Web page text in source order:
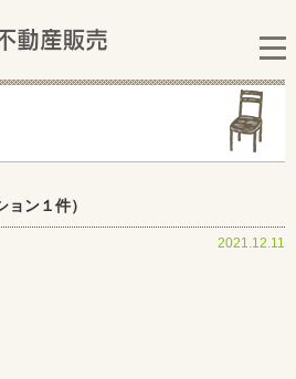
ョン１件）
2021.12.11